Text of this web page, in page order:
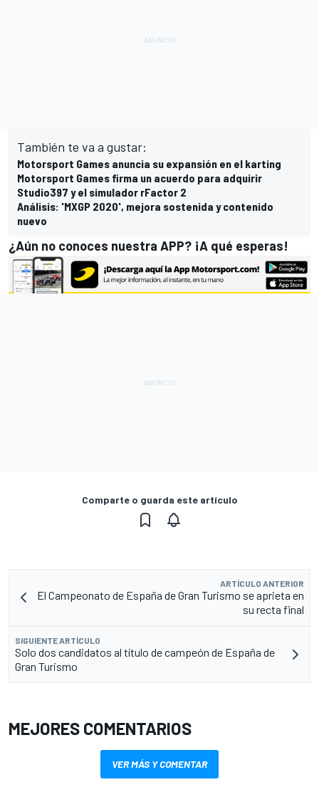
También te va a gustar:
Motorsport Games anuncia su expansión en el karting
Motorsport Games firma un acuerdo para adquirir
Studio397 y el simulador rFactor 2
Análisis: 'MXGP 2020', mejora sostenida y contenido
nuevo
¿Aún no conoces nuestra APP? ¡A qué esperas!
Comparte o guarda este artículo
ARTÍCULO ANTERIOR
El Campeonato de España de Gran Turismo se aprieta en
su recta final
SIGUIENTE ARTÍCULO
Solo dos candidatos al título de campeón de España de
Gran Turismo
MEJORES COMENTARIOS
VER MÁS Y COMENTAR